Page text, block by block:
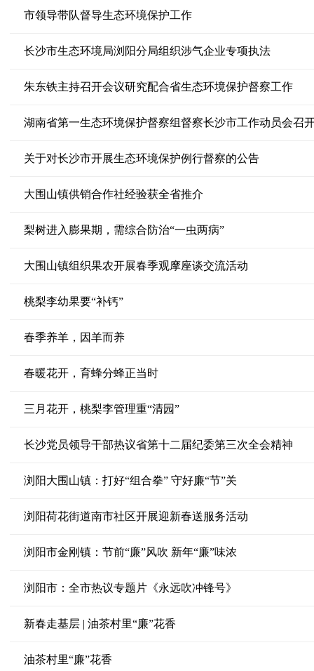
市领导带队督导生态环境保护工作
长沙市生态环境局浏阳分局组织涉气企业专项执法
朱东铁主持召开会议研究配合省生态环境保护督察工作
湖南省第一生态环境保护督察组督察长沙市工作动员会召
关于对长沙市开展生态环境保护例行督察的公告
大围山镇供销合作社经验获全省推介
梨树进入膨果期，需综合防治“一虫两病”
大围山镇组织果农开展春季观摩座谈交流活动
桃梨李幼果要“补钙”
春季养羊，因羊而养
春暖花开，育蜂分蜂正当时
三月花开，桃梨李管理重“清园”
长沙党员领导干部热议省第十二届纪委第三次全会精神
浏阳大围山镇：打好“组合拳” 守好廉“节”关
浏阳荷花街道南市社区开展迎新春送服务活动
浏阳市金刚镇：节前“廉”风吹 新年“廉”味浓
浏阳市：全市热议专题片《永远吹冲锋号》
新春走基层 | 油茶村里“廉”花香
油茶村里“廉”花香